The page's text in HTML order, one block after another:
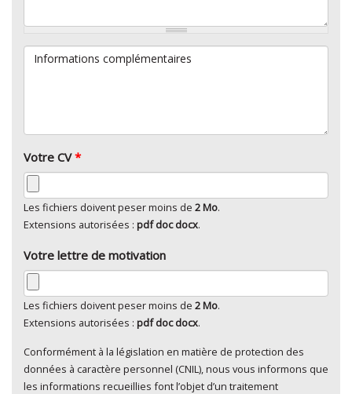
Informations complémentaires
Votre CV*
Les fichiers doivent peser moins de 2 Mo.
Extensions autorisées : pdf doc docx.
Votre lettre de motivation
Les fichiers doivent peser moins de 2 Mo.
Extensions autorisées : pdf doc docx.
En cliquant sur "Envoyer", je consens au traitement de
mes données à caractère personnel*
Conformément à la législation en matière de protection des
données à caractère personnel (CNIL), nous vous informons que
les informations recueillies font l’objet d’un traitement